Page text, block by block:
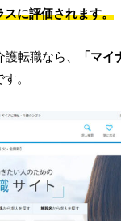
スに評価されます。
転職なら、
「マ
。